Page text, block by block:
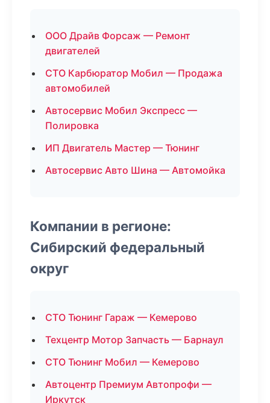
ООО Драйв Форсаж — Ремонт
двигателей
СТО Карбюратор Мобил — Продажа
автомобилей
Автосервис Мобил Экспресс —
Полировка
ИП Двигатель Мастер — Тюнинг
Автосервис Авто Шина — Автомойка
Компании в регионе:
Сибирский федеральный
округ
СТО Тюнинг Гараж — Кемерово
Техцентр Мотор Запчасть — Барнаул
СТО Тюнинг Мобил — Кемерово
Автоцентр Премиум Автопрофи —
Иркутск